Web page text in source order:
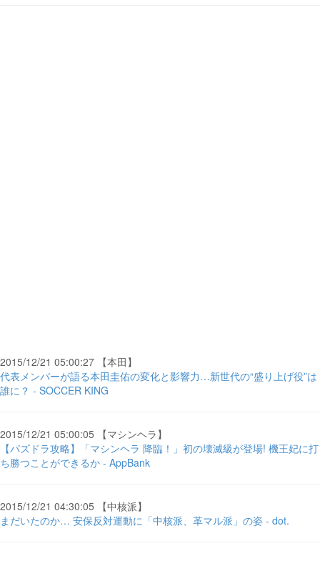
2015/12/21 05:00:27 【本田】
代表メンバーが語る本田圭佑の変化と影響力…新世代の“盛り上げ役”は
誰に？ - SOCCER KING
2015/12/21 05:00:05 【マシンヘラ】
【パズドラ攻略】「マシンヘラ 降臨！」初の壊滅級が登場! 機王妃に打
ち勝つことができるか - AppBank
2015/12/21 04:30:05 【中核派】
まだいたのか… 安保反対運動に「中核派、革マル派」の姿 - dot.